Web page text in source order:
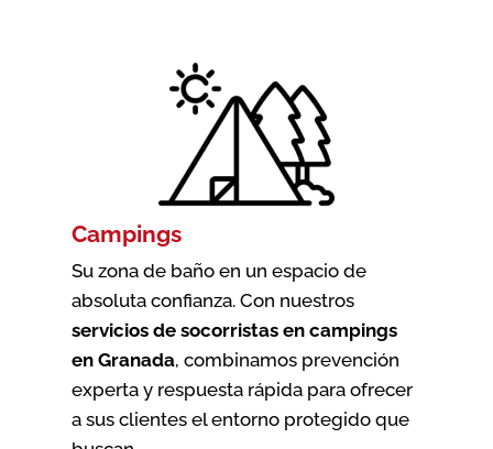
Campings
Su zona de baño en un espacio de
absoluta confianza. Con nuestros
servicios de socorristas en campings
en Granada, combinamos prevención
experta y respuesta rápida para ofrecer
a sus clientes el entorno protegido que